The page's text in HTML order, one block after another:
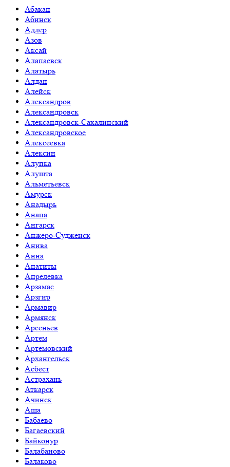
Абакан
Абинск
Адлер
Азов
Аксай
Алапаевск
Алатырь
Алдан
Алейск
Александров
Александровск
Александровск-Сахалинский
Александровское
Алексеевка
Алексин
Алупка
Алушта
Альметьевск
Амурск
Анадырь
Анапа
Ангарск
Анжеро-Судженск
Анива
Анна
Апатиты
Апрелевка
Арзамас
Арзгир
Армавир
Армянск
Арсеньев
Артем
Артемовский
Архангельск
Асбест
Астрахань
Аткарск
Ачинск
Аша
Бабаево
Багаевский
Байконур
Балабаново
Балаково